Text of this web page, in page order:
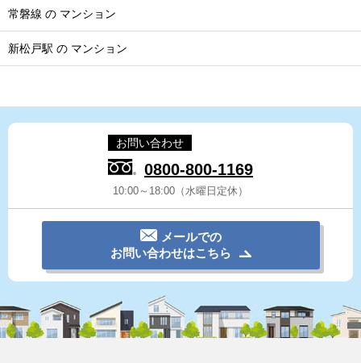
常磐線 の マンション
新松戸駅 の マンション
お問い合わせ
0800-800-1169
10:00～18:00（水曜日定休）
メールでの
お問い合わせはこちら